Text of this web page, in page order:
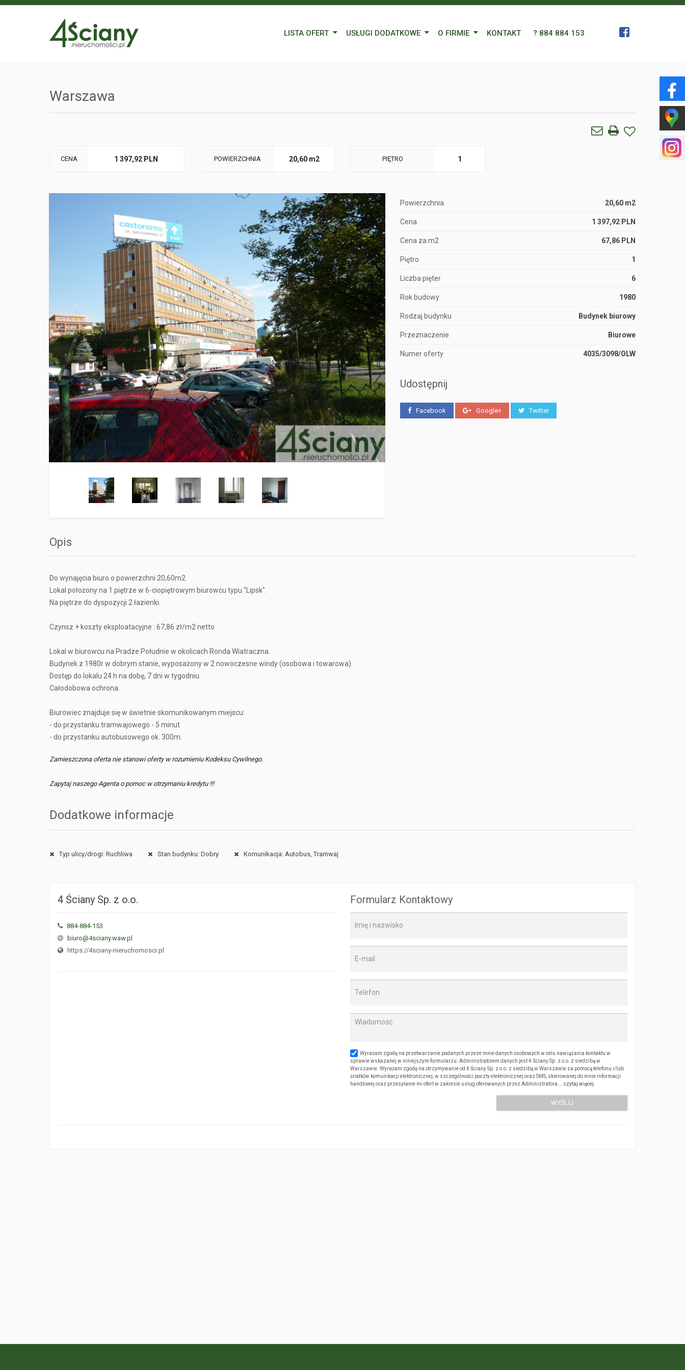
LISTA OFERT USŁUGI DODATKOWE O FIRMIE KONTAKT ? 884 884 153
Warszawa
CENA 1 397,92 PLN POWIERZCHNIA 20,60 m2 PIĘTRO 1
Powierzchnia 20,60 m2
Cena 1 397,92 PLN
Cena za m2 67,86 PLN
Piętro 1
Liczba pięter 6
Rok budowy 1980
Rodzaj budynku Budynek biurowy
Przeznaczenie Biurowe
Numer oferty 4035/3098/OLW
Udostępnij
Facebook Google+ Twitter
Opis
Do wynajęcia biuro o powierzchni 20,60m2.
Lokal położony na 1 piętrze w 6-ciopiętrowym biurowcu typu "Lipsk".
Na piętrze do dyspozycji 2 łazienki.
Czynsz + koszty eksploatacyjne : 67,86 zł/m2 netto
Lokal w biurowcu na Pradze Południe w okolicach Ronda Wiatraczna.
Budynek z 1980r w dobrym stanie, wyposażony w 2 nowoczesne windy (osobowa i towarowa).
Dostęp do lokalu 24 h na dobę, 7 dni w tygodniu.
Całodobowa ochrona.
Biurowiec znajduje się w świetnie skomunikowanym miejscu:
- do przystanku tramwajowego - 5 minut
- do przystanku autobusowego ok. 300m.
Zamieszczona oferta nie stanowi oferty w rozumieniu Kodeksu Cywilnego.
Zapytaj naszego Agenta o pomoc w otrzymaniu kredytu !!!
Dodatkowe informacje
Typ ulicy/drogi: Ruchliwa Stan budynku: Dobry Komunikacja: Autobus, Tramwaj
4 Ściany Sp. z o.o.
884-884-153
biuro@4sciany.waw.pl
https://4sciany-nieruchomosci.pl
Formularz Kontaktowy
Wyrażam zgodę na przetwarzanie podanych przeze mnie danych osobowych w celu nawiązania kontaktu w
sprawie wskazanej w niniejszym formularzu. Administratorem danych jest 4 Ściany Sp. z o.o. z siedzibą w
Warszawie. Wyrażam zgodę na otrzymywanie od 4 Ściany Sp. z o.o. z siedzibą w Warszawie za pomocą telefonu i/lub
środków komunikacji elektronicznej, w szczególności poczty elektronicznej oraz SMS, skierowanej do mnie informacji
handlowej oraz przesyłanie mi ofert w zakresie usług oferowanych przez Administratora.… czytaj więcej